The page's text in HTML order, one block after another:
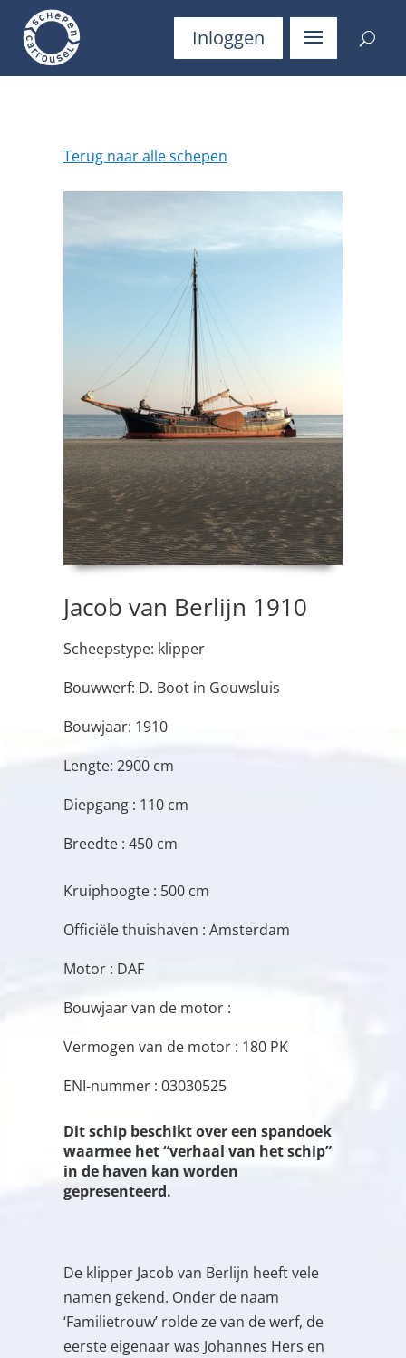
Inloggen
Terug naar alle schepen
Jacob van Berlijn 1910
Scheepstype: klipper
Bouwwerf: D. Boot in Gouwsluis
Bouwjaar: 1910
Lengte: 2900 cm
Diepgang : 110 cm
Breedte : 450 cm
Kruiphoogte : 500 cm
Officiële thuishaven : Amsterdam
Motor : DAF
Bouwjaar van de motor :
Vermogen van de motor : 180 PK
ENI-nummer : 03030525
Dit schip beschikt over een spandoek
waarmee het “verhaal van het schip”
in de haven kan worden
gepresenteerd.
De klipper Jacob van Berlijn heeft vele
namen gekend. Onder de naam
‘Familietrouw’ rolde ze van de werf, de
eerste eigenaar was Johannes Hers en